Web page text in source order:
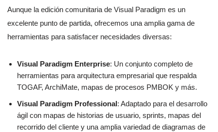
Aunque la edición comunitaria de Visual Paradigm es un
excelente punto de partida, ofrecemos una amplia gama de
herramientas para satisfacer necesidades diversas:
Visual Paradigm Enterprise: Un conjunto completo de
herramientas para arquitectura empresarial que respalda
TOGAF, ArchiMate, mapas de procesos PMBOK y más.
Visual Paradigm Professional: Adaptado para el desarrollo
ágil con mapas de historias de usuario, sprints, mapas del
recorrido del cliente y una amplia variedad de diagramas de